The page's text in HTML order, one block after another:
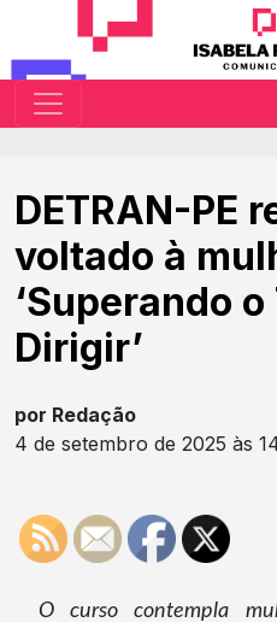
DETRAN-PE
voltado à
‘Superando
Dirigir’
por Redação
4 de setembro de 2025 às
O curso contempla